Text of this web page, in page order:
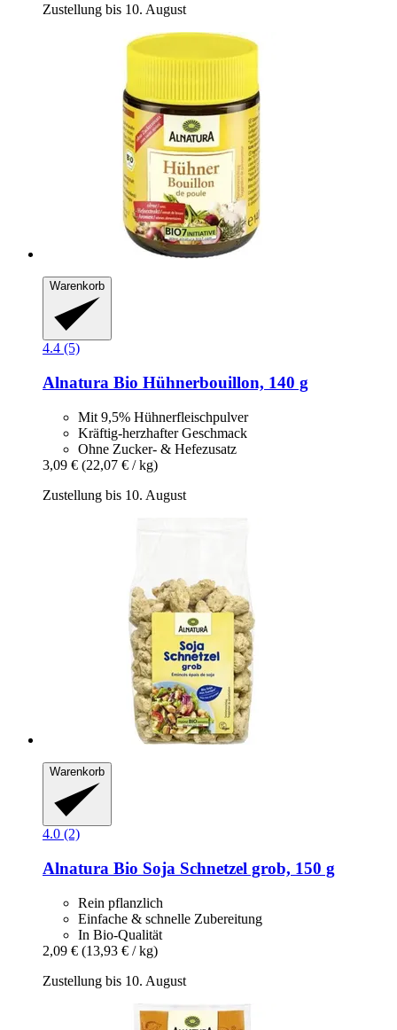
Zustellung bis 10. August
Warenkorb
4.4 (5)
Alnatura Bio Hühnerbouillon, 140 g
Mit 9,5% Hühnerfleischpulver
Kräftig-herzhafter Geschmack
Ohne Zucker- & Hefezusatz
3,09 € (22,07 € / kg)
Zustellung bis 10. August
Warenkorb
4.0 (2)
Alnatura Bio Soja Schnetzel grob, 150 g
Rein pflanzlich
Einfache & schnelle Zubereitung
In Bio-Qualität
2,09 € (13,93 € / kg)
Zustellung bis 10. August